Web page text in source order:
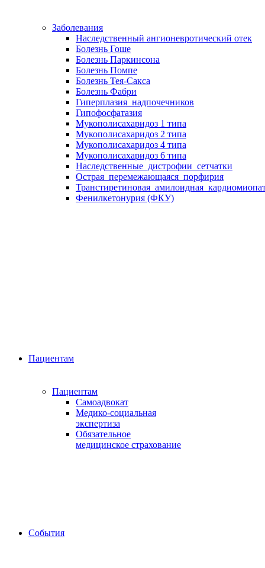
Заболевания
Наследственный ангионевротический отек
Болезнь Гоше
Болезнь Паркинсона
Болезнь Помпе
Болезнь Тея-Сакса
Болезнь Фабри
Гиперплазия_надпочечников
Гипофосфатазия
Мукополисахаридоз 1 типа
Мукополисахаридоз 2 типа
Мукополисахаридоз 4 типа
Мукополисахаридоз 6 типа
Наследственные_дистрофии_сетчатки
Острая_перемежающаяся_порфирия
Фенилкетонурия (ФКУ)
Пациентам
Пациентам
Самоадвокат
Медико-социальная
экспертиза
Обязательное
медицинское страхование
События